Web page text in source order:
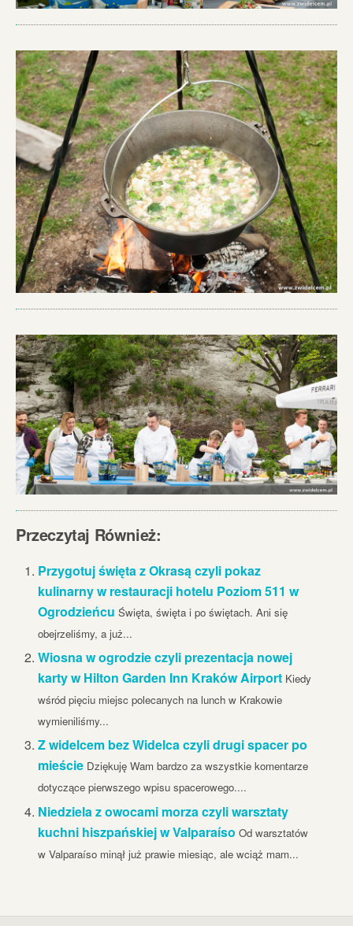
Przeczytaj Również:
Przygotuj święta z Okrasą czyli pokaz
kulinarny w restauracji hotelu Poziom 511 w
Ogrodzieńcu Święta, święta i po świętach. Ani się
obejrzeliśmy, a już...
Wiosna w ogrodzie czyli prezentacja nowej
karty w Hilton Garden Inn Kraków Airport Kiedy
wśród pięciu miejsc polecanych na lunch w Krakowie
wymieniliśmy...
Z widelcem bez Widelca czyli drugi spacer po
mieście Dziękuję Wam bardzo za wszystkie komentarze
dotyczące pierwszego wpisu spacerowego....
Niedziela z owocami morza czyli warsztaty
kuchni hiszpańskiej w Valparaíso Od warsztatów
w Valparaíso minął już prawie miesiąc, ale wciąż mam...